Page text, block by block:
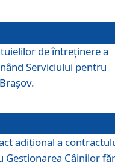
de întreţinere a
Serviciului pentru
adiţional a
Gestionarea Câinilor